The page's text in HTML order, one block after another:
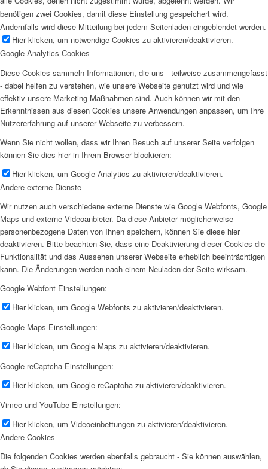
benötigen zwei Cookies, damit diese Einstellung gespeichert wird.
Andernfalls wird diese Mitteilung bei jedem Seitenladen eingeblendet werden.
Hier klicken, um notwendige Cookies zu aktivieren/deaktivieren.
Google Analytics Cookies
Diese Cookies sammeln Informationen, die uns - teilweise zusammengefasst
- dabei helfen zu verstehen, wie unsere Webseite genutzt wird und wie
effektiv unsere Marketing-Maßnahmen sind. Auch können wir mit den
Erkenntnissen aus diesen Cookies unsere Anwendungen anpassen, um Ihre
Nutzererfahrung auf unserer Webseite zu verbessern.
Wenn Sie nicht wollen, dass wir Ihren Besuch auf unserer Seite verfolgen
können Sie dies hier in Ihrem Browser blockieren:
Hier klicken, um Google Analytics zu aktivieren/deaktivieren.
Andere externe Dienste
Wir nutzen auch verschiedene externe Dienste wie Google Webfonts, Google
Maps und externe Videoanbieter. Da diese Anbieter möglicherweise
personenbezogene Daten von Ihnen speichern, können Sie diese hier
deaktivieren. Bitte beachten Sie, dass eine Deaktivierung dieser Cookies die
Funktionalität und das Aussehen unserer Webseite erheblich beeinträchtigen
kann. Die Änderungen werden nach einem Neuladen der Seite wirksam.
Google Webfont Einstellungen:
Hier klicken, um Google Webfonts zu aktivieren/deaktivieren.
Google Maps Einstellungen:
Hier klicken, um Google Maps zu aktivieren/deaktivieren.
Google reCaptcha Einstellungen:
Hier klicken, um Google reCaptcha zu aktivieren/deaktivieren.
Vimeo und YouTube Einstellungen:
Hier klicken, um Videoeinbettungen zu aktivieren/deaktivieren.
Andere Cookies
Die folgenden Cookies werden ebenfalls gebraucht - Sie können auswählen,